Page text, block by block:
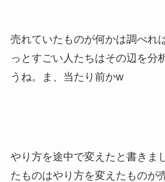
売れていたものが何かは調べれ
っとすごい人たちはその辺を分
うね。ま、当たり前かw
やり方を途中で変えたと書きま
たものはやり方を変えたものが